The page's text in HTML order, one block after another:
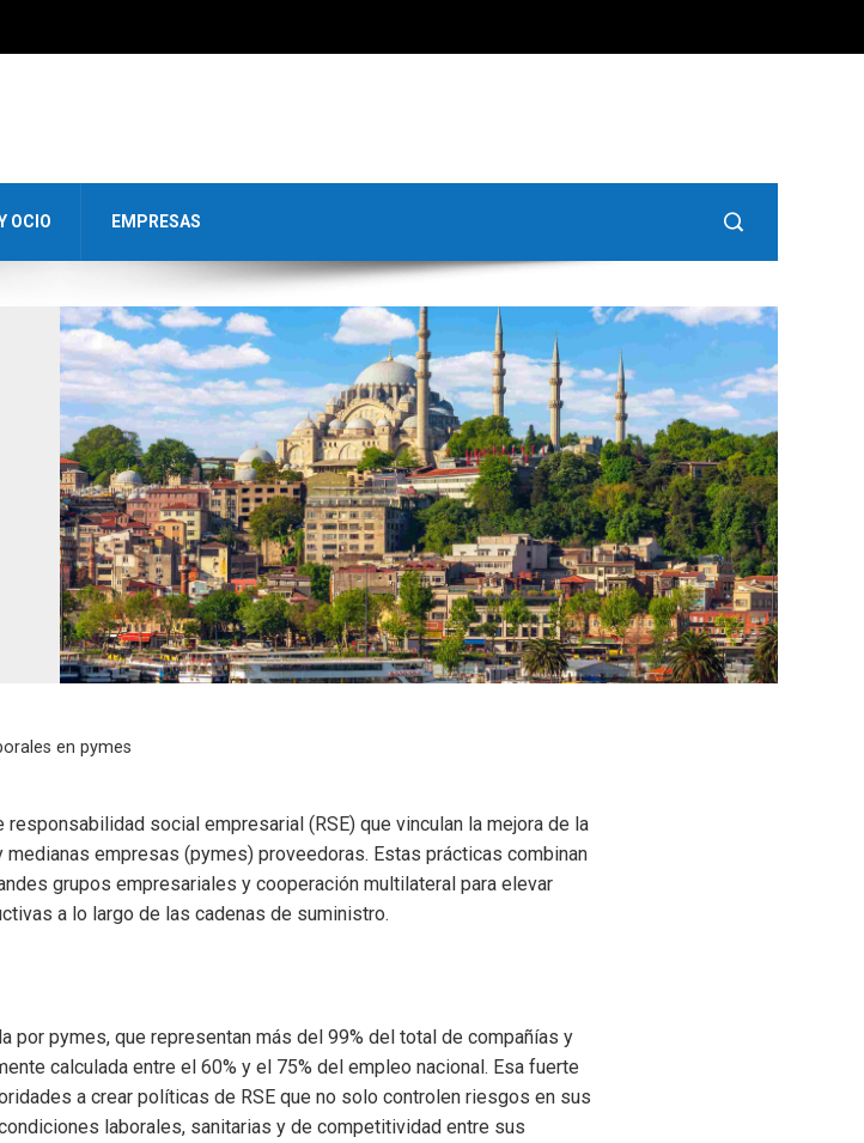
OCIO EMPRESAS
en pymes
social empresarial (RSE) que vinculan la mejora de la
empresas (pymes) proveedoras. Estas prácticas combinan
grupos empresariales y cooperación multilateral para elevar
a lo largo de las cadenas de suministro.
por pymes, que representan más del 99% del total de compañías y
calculada entre el 60% y el 75% del empleo nacional. Esa fuerte
a crear políticas de RSE que no solo controlen riesgos en sus
laborales, sanitarias y de competitividad entre sus